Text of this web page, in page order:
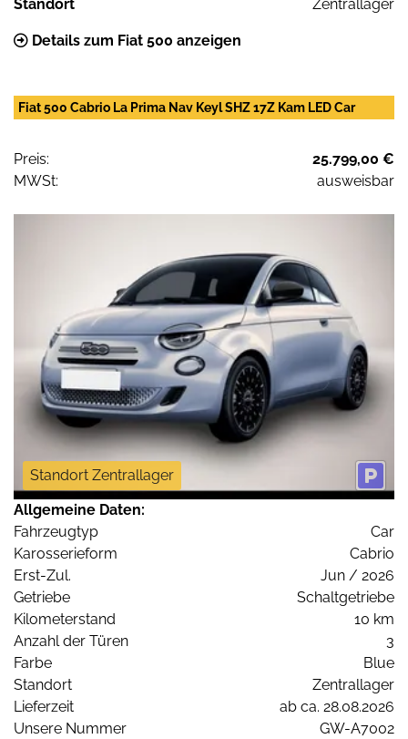
Standort Zentrallager
Details zum Fiat 500 anzeigen
Fiat 500 Cabrio La Prima Nav Keyl SHZ 17Z Kam LED Car
Preis:
25.799,00 €
MWSt:
ausweisbar
Standort Zentrallager
Allgemeine Daten:
Fahrzeugtyp
Car
Karosserieform
Cabrio
Erst-Zul.
Jun / 2026
Getriebe
Schaltgetriebe
Kilometerstand
10 km
Anzahl der Türen
3
Farbe
Blue
Standort
Zentrallager
Lieferzeit
ab ca. 28.08.2026
Unsere Nummer
GW-A7002